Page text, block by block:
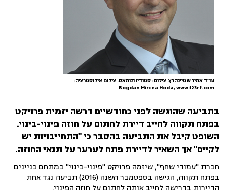
עו"ד אמיר שטיינהרץ. צילום: סטודיו תומאס. צילום אילוסטרציה:
Bogdan Mircea Hoda, www.123rf.com
בתביעה שהוגשה לפני כחודשיים דרשה יזמית פרויקט
בפתח תקווה לחייב דיירת לחתום על חוזה פינוי-בינוי.
השופט קיבל את התביעה בהסבר כי "התחייבויות יש
לקיים" אך השאיר לדיירת פתח לערער על תנאי החוזה.
חברת "עמודי שחף", שיזמה פרויקט "פינוי-בינוי" במתחם בניינים
בפתח תקווה, הגישה בספטמבר השנה (2016) תביעה נגד אחת
הדיירות בדרישה לחייב אותה לחתום על חוזה הפינוי.